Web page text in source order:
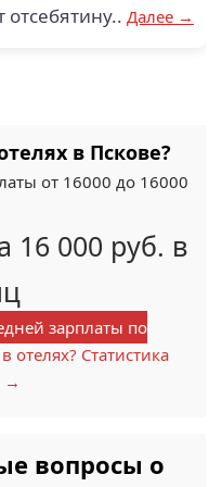
Далее →
в Пскове?
от 16000 до 16000
16 000 руб. в
зарплаты по
отелях? Статистика
→
вопросы о